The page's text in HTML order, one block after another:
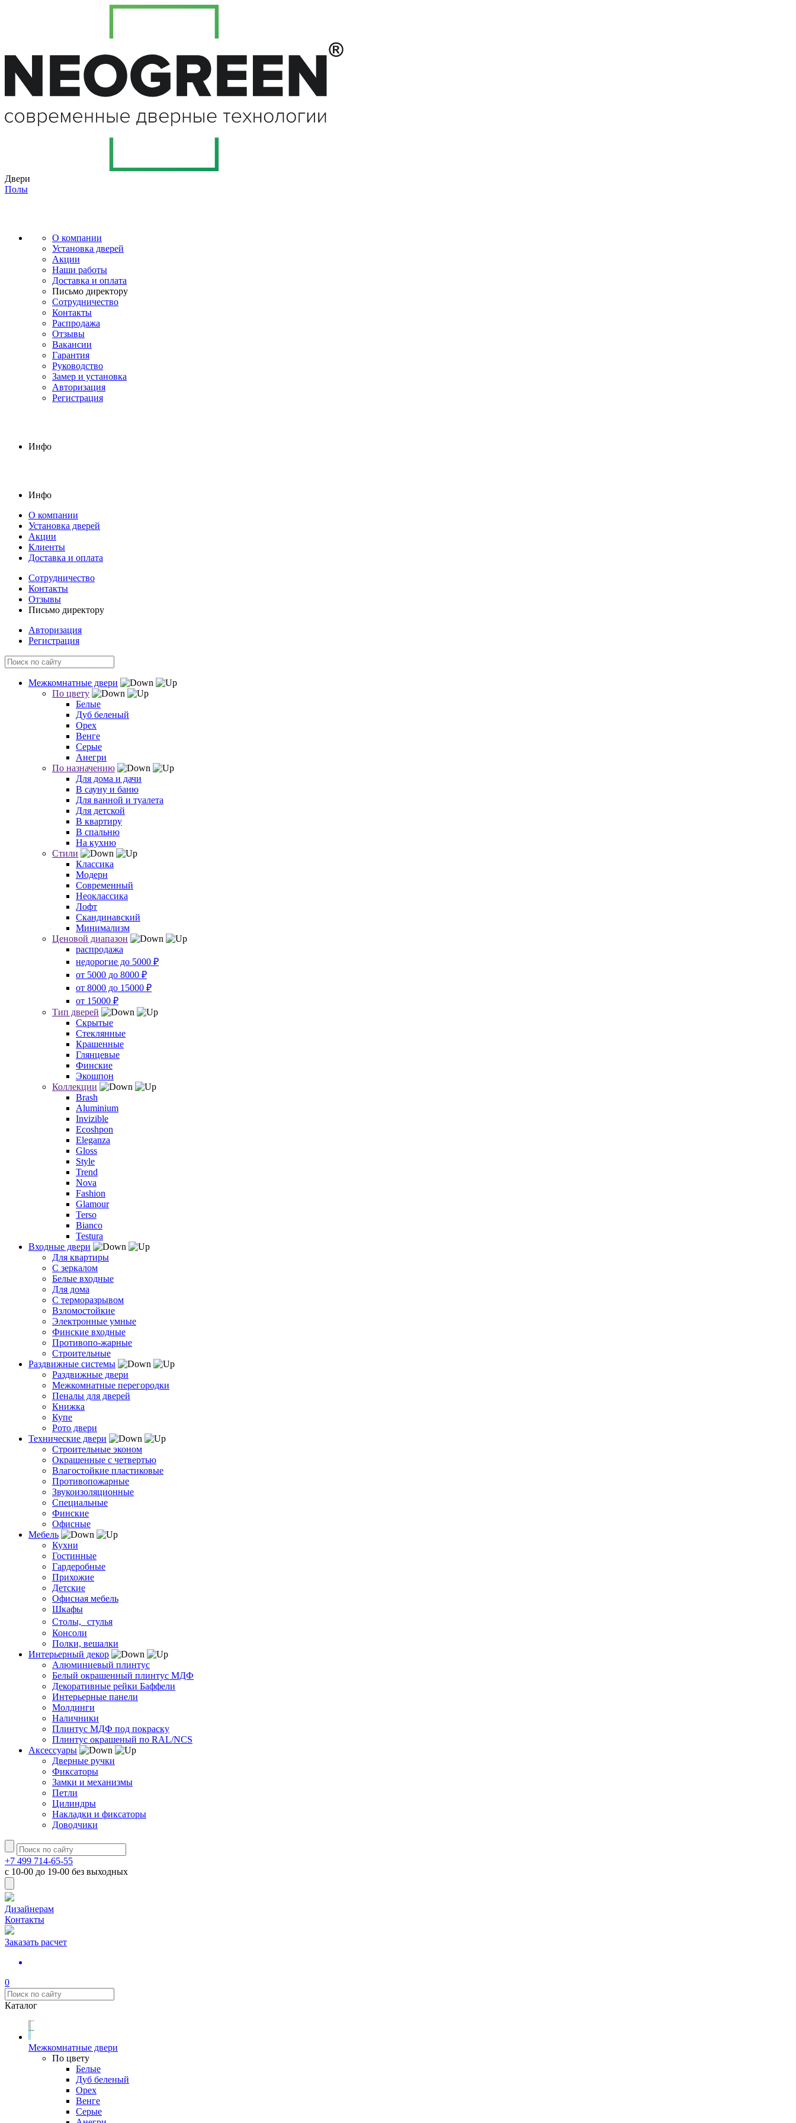
Двери
Полы
О компании
Установка дверей
Акции
Наши работы
Доставка и оплата
Письмо директору
Сотрудничество
Контакты
Распродажа
Отзывы
Вакансии
Гарантия
Руководство
Замер и установка
Авторизация
Регистрация
Инфо
Инфо
О компании
Установка дверей
Акции
Клиенты
Доставка и оплата
Сотрудничество
Контакты
Отзывы
Письмо директору
Авторизация
Регистрация
Межкомнатные двери
По цвету
Белые
Дуб беленый
Орех
Венге
Серые
Анегри
По назначению
Для дома и дачи
В сауну и баню
Для ванной и туалета
Для детской
В квартиру
В спальню
На кухню
Стили
Классика
Модерн
Современный
Неоклассика
Лофт
Скандинавский
Минимализм
Ценовой диапазон
распродажа
недорогие до 5000 ₽
от 5000 до 8000 ₽
от 8000 до 15000 ₽
от 15000 ₽
Тип дверей
Скрытые
Стеклянные
Крашенные
Глянцевые
Финские
Экошпон
Коллекции
Brash
Aluminium
Invizible
Ecoshpon
Eleganza
Gloss
Style
Trend
Nova
Fashion
Glamour
Terso
Bianco
Testura
Входные двери
Для квартиры
С зеркалом
Белые входные
Для дома
С терморазрывом
Взломостойкие
Электронные умные
Финские входные
Противопо-жарные
Строительные
Раздвижные системы
Раздвижные двери
Межкомнатные перегородки
Пеналы для дверей
Книжка
Купе
Рото двери
Технические двери
Строительные эконом
Окрашенные с четвертью
Влагостойкие пластиковые
Противопожарные
Звукоизоляционные
Специальные
Финские
Офисные
Мебель
Кухни
Гостинные
Гардеробные
Прихожие
Детские
Офисная мебель
Шкафы
Столы, стулья
Консоли
Полки, вешалки
Интерьерный декор
Алюминиевый плинтус
Белый окрашенный плинтус МДФ
Декоративные рейки Баффели
Интерьерные панели
Молдинги
Наличники
Плинтус МДФ под покраску
Плинтус окрашеный по RAL/NCS
Аксессуары
Дверные ручки
Фиксаторы
Замки и механизмы
Петли
Цилиндры
Накладки и фиксаторы
Доводчики
+7 499 714-65-55
с 10-00 до 19-00 без выходных
Дизайнерам
Контакты
Заказать расчет
0
Каталог
Межкомнатные двери
По цвету
Белые
Дуб беленый
Орех
Венге
Серые